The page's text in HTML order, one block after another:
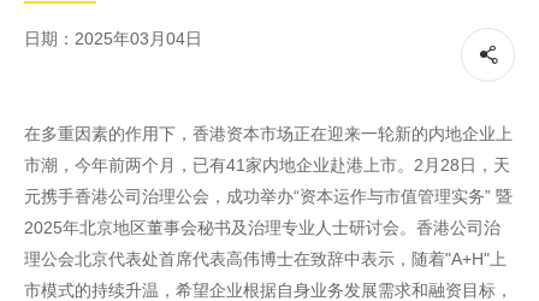
日期：2025年03月04日
在多重因素的作用下，香港资本市场正在迎来一轮新的内地企业上
市潮，今年前两个月，已有41家内地企业赴港上市。2月28日，天
元携手香港公司治理公会，成功举办“资本运作与市值管理实务” 暨
2025年北京地区董事会秘书及治理专业人士研讨会。香港公司治
理公会北京代表处首席代表高伟博士在致辞中表示，随着"A+H"上
市模式的持续升温，希望企业根据自身业务发展需求和融资目标，